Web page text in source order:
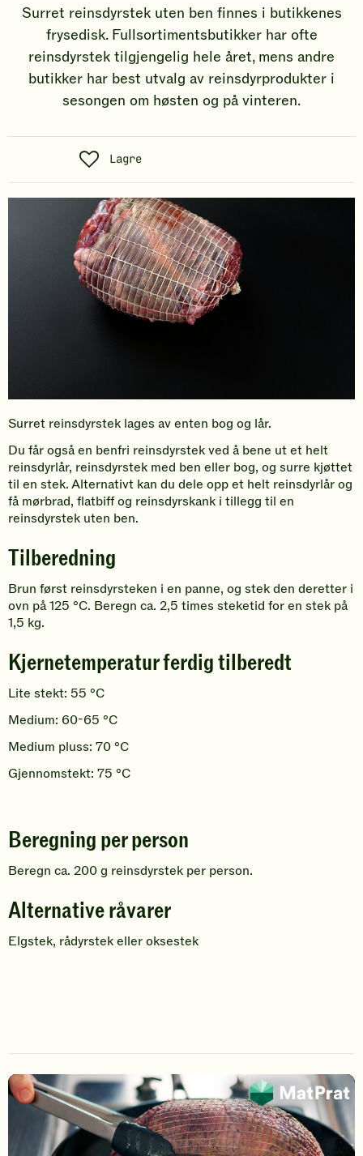
Surret reinsdyrstek uten ben finnes i butikkenes
frysedisk. Fullsortimentsbutikker har ofte
reinsdyrstek tilgjengelig hele året, mens andre
butikker har best utvalg av reinsdyrprodukter i
sesongen om høsten og på vinteren.
S
o
s
i
a
l
t
Lagre
Surret reinsdyrstek lages av enten bog og lår.
Du får også en benfri reinsdyrstek ved å bene ut et helt
reinsdyrlår, reinsdyrstek med ben eller bog, og surre kjøttet
til en stek. Alternativt kan du dele opp et helt reinsdyrlår og
få mørbrad, flatbiff og reinsdyrskank i tillegg til en
reinsdyrstek uten ben.
Tilberedning
Brun først reinsdyrsteken i en panne, og stek den deretter i
ovn på 125 °C. Beregn ca. 2,5 times steketid for en stek på
1,5 kg.
Kjernetemperatur ferdig tilberedt
Lite stekt: 55 °C
Medium: 60-65 °C
Medium pluss: 70 °C
Gjennomstekt: 75 °C
Beregning per person
Beregn ca. 200 g reinsdyrstek per person.
Alternative råvarer
Elgstek, rådyrstek eller oksestek